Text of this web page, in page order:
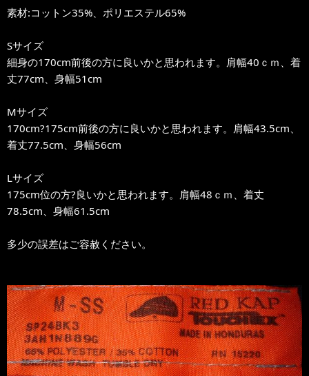
素材:コットン35%、ポリエステル65%
Sサイズ
細身の170cm前後の方に良いかと思われます。肩幅40ｃｍ、着
丈77cm、身幅51cm
Mサイズ
170cm?175cm前後の方に良いかと思われます。肩幅43.5cm、
着丈77.5cm、身幅56cm
Lサイズ
175cm位の方?良いかと思われます。肩幅48ｃｍ、着丈
78.5cm、身幅61.5cm
多少の誤差はご容赦ください。